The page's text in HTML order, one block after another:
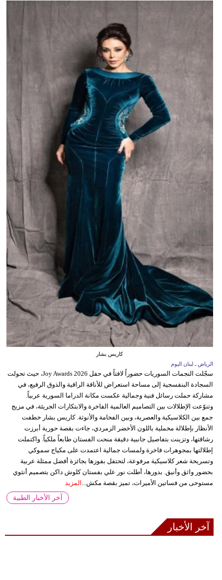
كاريس بشار
الرياض ـ لبنان اليوم
سجّلت النجمات السوريات حضوراً لافتاً في حفل Joy Awards 2026، حيث تحولت
السجادة البنفسجية إلى مساحة استعراض للأناقة الراقية والذوق الرفيع، في
مشاركة حملت رسائل فنية وجمالية عكست مكانة الدراما السورية عربياً.
وتنوّعت الإطلالات بين التصاميم العالمية الفاخرة والابتكارات الجريئة، في مزيج
جمع بين الكلاسيكية والعصرية، وبين الفخامة والأنوثة. كاريس بشار خطفت
الأنظار بإطلالة مخملية باللون الأخضر الزمردي، جاءت بقصة حورية أبرزت
رشاقتها، وتزينت بتفاصيل جانبية دقيقة منحت الفستان طابعاً ملكياً. واكتملت
إطلالتها بمجوهرات فاخرة ولمسات جمالية اعتمدت على مكياج سموكي
وتسريحة شعر كلاسيكية مرفوعة، لتحتفل بفوزها بجائزة أفضل ممثلة عربية
بحضور واثق وأنيق. بدورها، أطلت نور علي بفستان كلوش داكن بتصميم أنثوي
مستوحى من فساتين الأميرات، تميز بقصة مكش...
المزيد
آخر الأخبار الطبية
آخر الأخبار